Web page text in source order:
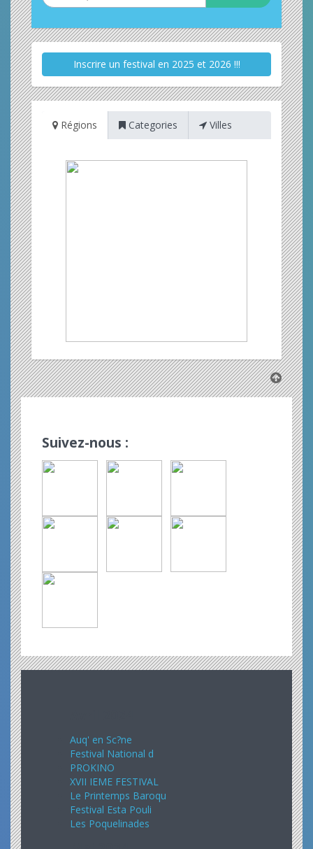
Inscrire un festival en 2025 et 2026 !!!
Régions Categories Villes
Suivez-nous :
Auq' en Sc?ne
Festival National d
PROKINO
XVII IEME FESTIVAL
Le Printemps Baroqu
Festival Esta Pouli
Les Poquelinades